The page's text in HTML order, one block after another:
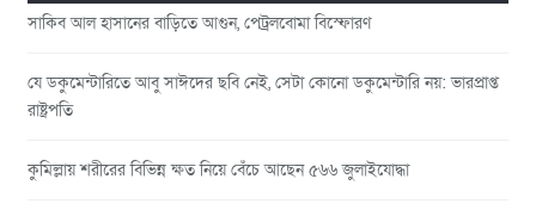
সাকিব আল হাসানের বাড়িতে আগুন, পেট্রলবোমা বিস্ফোরণ
যে ডকুমেন্টারিতে আবু সাঈদের ছবি নেই, সেটা কোনো ডকুমেন্টারি নয়: ভারপ্রাপ্ত
রাষ্ট্রপতি
কুমিল্লায় শরীরের বিভিন্ন ক্ষত নিয়ে বেঁচে আছেন ৫৬৬ জুলাইযোদ্ধা